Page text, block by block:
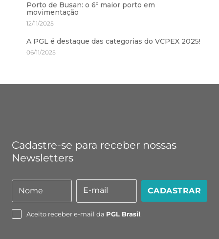
Porto de Busan: o 6º maior porto em
movimentação
12/11/2025
A PGL é destaque das categorias do VCPEX 2025!
06/11/2025
Cadastre-se para receber nossas
Newsletters
Nome
Nome
mail
E-mail CADASTRAR
Aceito receber e-mail da PGL Brasil.